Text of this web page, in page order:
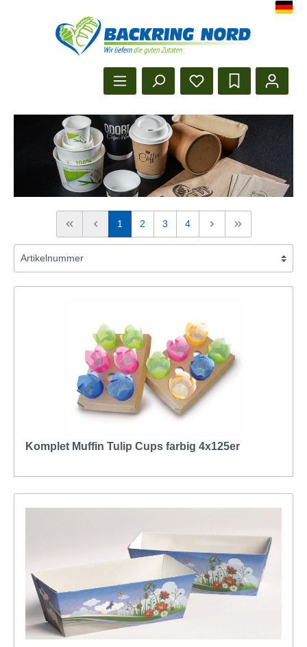
Herzlich Willkommen beim
1 2 3 4
Komplet Muffin Tulip Cups farbig 4x125er